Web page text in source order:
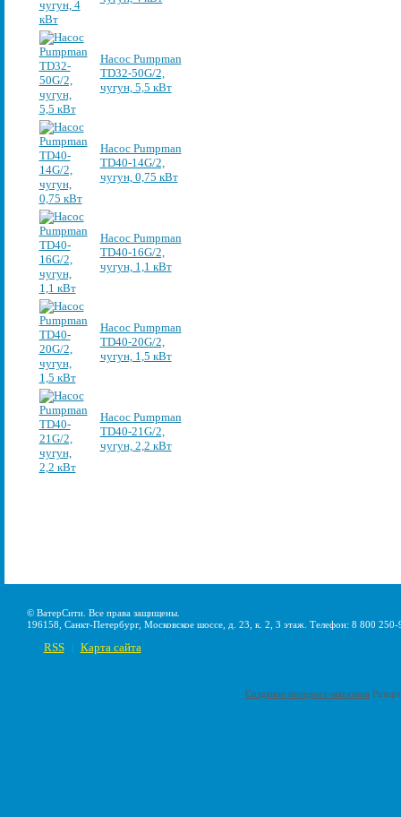
Насос Pumpman
TD32-50G/2,
чугун, 5,5 кВт
Насос Pumpman
TD40-14G/2,
чугун, 0,75 кВт
Насос Pumpman
TD40-16G/2,
чугун, 1,1 кВт
Насос Pumpman
TD40-20G/2,
чугун, 1,5 кВт
Насос Pumpman
TD40-21G/2,
чугун, 2,2 кВт
© ВатерСити. Все права защищены.
196158, Санкт-Петербург, Московское шоссе, д. 23, к. 2, 3 этаж. Телефон: 8 800
RSS Карта сайта
Создание интернет-магазина